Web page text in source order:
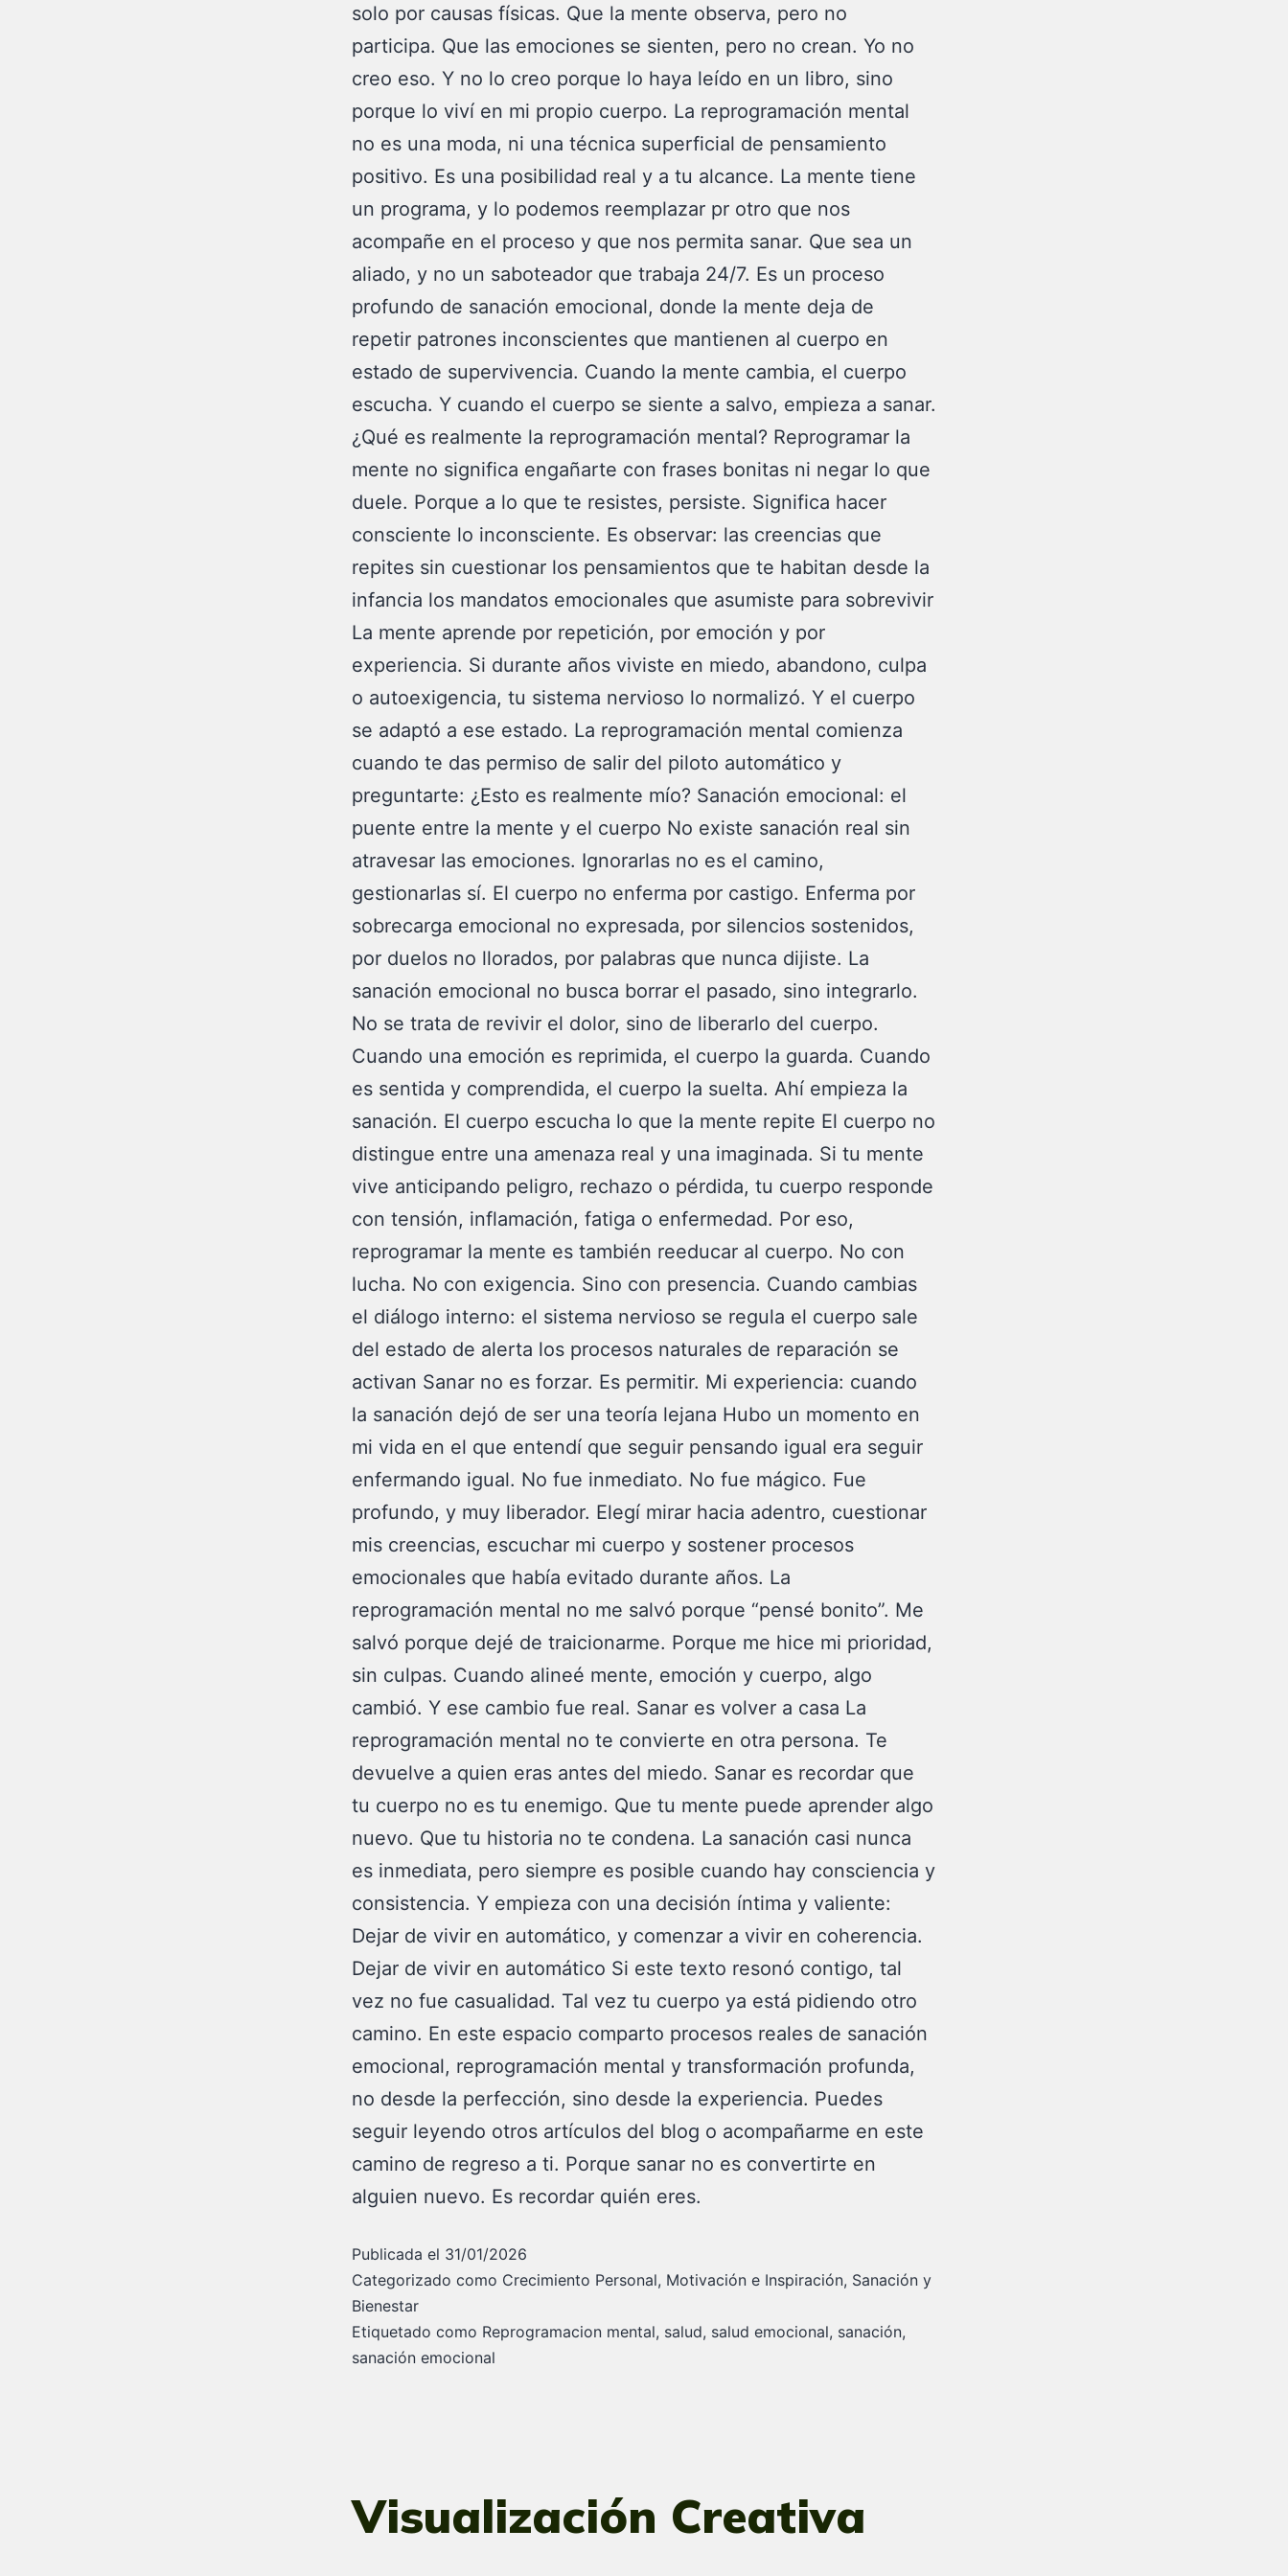
solo por causas físicas. Que la mente observa, pero no
participa. Que las emociones se sienten, pero no crean. Yo no
creo eso. Y no lo creo porque lo haya leído en un libro, sino
porque lo viví en mi propio cuerpo. La reprogramación mental
no es una moda, ni una técnica superficial de pensamiento
positivo. Es una posibilidad real y a tu alcance. La mente tiene
un programa, y lo podemos reemplazar pr otro que nos
acompañe en el proceso y que nos permita sanar. Que sea un
aliado, y no un saboteador que trabaja 24/7. Es un proceso
profundo de sanación emocional, donde la mente deja de
repetir patrones inconscientes que mantienen al cuerpo en
estado de supervivencia. Cuando la mente cambia, el cuerpo
escucha. Y cuando el cuerpo se siente a salvo, empieza a sanar.
¿Qué es realmente la reprogramación mental? Reprogramar la
mente no significa engañarte con frases bonitas ni negar lo que
duele. Porque a lo que te resistes, persiste. Significa hacer
consciente lo inconsciente. Es observar: las creencias que
repites sin cuestionar los pensamientos que te habitan desde la
infancia los mandatos emocionales que asumiste para sobrevivir
La mente aprende por repetición, por emoción y por
experiencia. Si durante años viviste en miedo, abandono, culpa
o autoexigencia, tu sistema nervioso lo normalizó. Y el cuerpo
se adaptó a ese estado. La reprogramación mental comienza
cuando te das permiso de salir del piloto automático y
preguntarte: ¿Esto es realmente mío? Sanación emocional: el
puente entre la mente y el cuerpo No existe sanación real sin
atravesar las emociones. Ignorarlas no es el camino,
gestionarlas sí. El cuerpo no enferma por castigo. Enferma por
sobrecarga emocional no expresada, por silencios sostenidos,
por duelos no llorados, por palabras que nunca dijiste. La
sanación emocional no busca borrar el pasado, sino integrarlo.
No se trata de revivir el dolor, sino de liberarlo del cuerpo.
Cuando una emoción es reprimida, el cuerpo la guarda. Cuando
es sentida y comprendida, el cuerpo la suelta. Ahí empieza la
sanación. El cuerpo escucha lo que la mente repite El cuerpo no
distingue entre una amenaza real y una imaginada. Si tu mente
vive anticipando peligro, rechazo o pérdida, tu cuerpo responde
con tensión, inflamación, fatiga o enfermedad. Por eso,
reprogramar la mente es también reeducar al cuerpo. No con
lucha. No con exigencia. Sino con presencia. Cuando cambias
el diálogo interno: el sistema nervioso se regula el cuerpo sale
del estado de alerta los procesos naturales de reparación se
activan Sanar no es forzar. Es permitir. Mi experiencia: cuando
la sanación dejó de ser una teoría lejana Hubo un momento en
mi vida en el que entendí que seguir pensando igual era seguir
enfermando igual. No fue inmediato. No fue mágico. Fue
profundo, y muy liberador. Elegí mirar hacia adentro, cuestionar
mis creencias, escuchar mi cuerpo y sostener procesos
emocionales que había evitado durante años. La
reprogramación mental no me salvó porque “pensé bonito”. Me
salvó porque dejé de traicionarme. Porque me hice mi prioridad,
sin culpas. Cuando alineé mente, emoción y cuerpo, algo
cambió. Y ese cambio fue real. Sanar es volver a casa La
reprogramación mental no te convierte en otra persona. Te
devuelve a quien eras antes del miedo. Sanar es recordar que
tu cuerpo no es tu enemigo. Que tu mente puede aprender algo
nuevo. Que tu historia no te condena. La sanación casi nunca
es inmediata, pero siempre es posible cuando hay consciencia y
consistencia. Y empieza con una decisión íntima y valiente:
Dejar de vivir en automático, y comenzar a vivir en coherencia.
Dejar de vivir en automático Si este texto resonó contigo, tal
vez no fue casualidad. Tal vez tu cuerpo ya está pidiendo otro
camino. En este espacio comparto procesos reales de sanación
emocional, reprogramación mental y transformación profunda,
no desde la perfección, sino desde la experiencia. Puedes
seguir leyendo otros artículos del blog o acompañarme en este
camino de regreso a ti. Porque sanar no es convertirte en
alguien nuevo. Es recordar quién eres.
Publicada el 31/01/2026
Categorizado como Crecimiento Personal, Motivación e Inspiración, Sanación y
Bienestar
Etiquetado como Reprogramacion mental, salud, salud emocional, sanación,
sanación emocional
Visualización Creativa